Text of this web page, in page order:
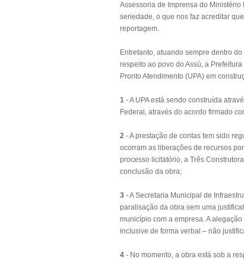
Assessoria de Imprensa do
seriedade, o que nos faz acreditar
reportagem.
Entretanto, atuando sempre dentro
respeito ao povo do Assú, a
Pronto Atendimento (UPA) em
1 - A UPA está sendo construída
Federal, através do acordo firmado
2 - A prestação de contas tem sido
ocorram as liberações de recursos
processo licitatório, a Três
conclusão da obra;
3 - A Secretaria Municipal de
paralisação da obra sem uma
município com a empresa. A
inclusive de forma verbal – não
4 - No momento, a obra está sob a